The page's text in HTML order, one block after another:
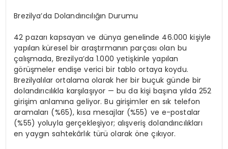
Brezilya’da Dolandırıcılığın Durumu
42 pazarı kapsayan ve dünya genelinde 46.000 kişiyle
yapılan küresel bir araştırmanın parçası olan bu
çalışmada, Brezilya’da 1.000 yetişkinle yapılan
görüşmeler endişe verici bir tablo ortaya koydu.
Brezilyalılar ortalama olarak her bir buçuk günde bir
dolandırıcılıkla karşılaşıyor —bu da kişi başına yılda 252
girişim anlamına geliyor. Bu girişimler en sık telefon
aramaları (%65), kısa mesajlar (%55) ve e-postalar
(%55) yoluyla gerçekleşiyor; alışveriş dolandırıcılıkları
en yaygın sahtekârlık türü olaraköne çıkıyor.